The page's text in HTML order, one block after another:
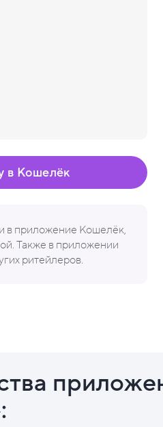
в приложение Кошелёк,
Также в приложении
ритейлеров.
в Кошелёк